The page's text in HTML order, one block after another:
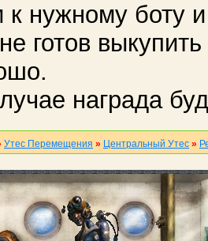
нужному боту
готов
награда
Утес Перемещения » Центральный Утес »